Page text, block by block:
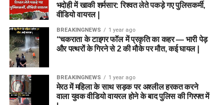
भदोही में खाकी शर्मसार: रिश्वत लेते पकड़े गए पुलिसकर्मी,
वीडियो वायरल |
BREAKINGNEWS 1 year ago
“चकराता के टाइगर फॉल में प्रकृति का कहर — भारी पेड़
और पत्थरों के गिरने से 2 की मौके पर मौत, कई घायल |
BREAKINGNEWS 1 year ago
मेरठ में महिला के साथ सड़क पर अश्लील हरकत करने
वाला युवक वीडियो वायरल होने के बाद पुलिस की गिरफ्त में